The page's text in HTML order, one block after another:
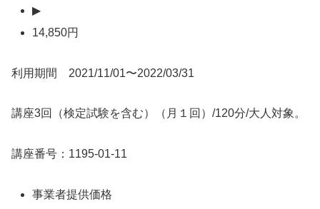
▶
14,850円
利用期間 2021/11/01〜2022/03/31
講座3回（検定試験を含む）（月１回）/120分/大人対象。
講座番号：1195-01-11
事業者提供価格